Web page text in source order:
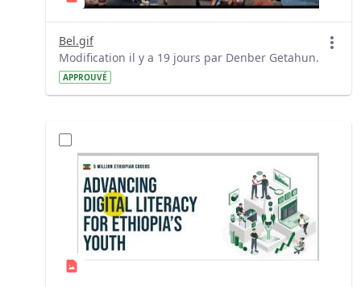
Bel.gif
Modification il y a 19 jours par Denber Getahun.
APPROUVÉ